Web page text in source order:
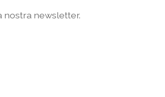
nostra newsletter.